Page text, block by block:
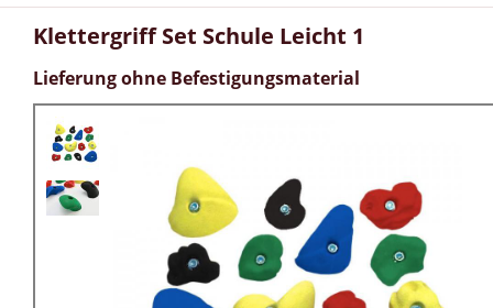
Klettergriff Set Schule Leicht 1
Lieferung ohne Befestigungsmaterial